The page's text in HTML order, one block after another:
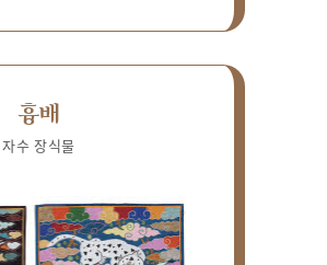
흉배
자수 장식물